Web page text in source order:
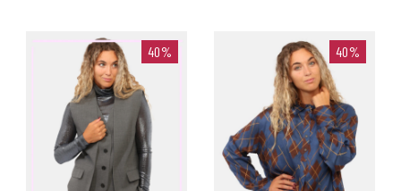
40% 40%